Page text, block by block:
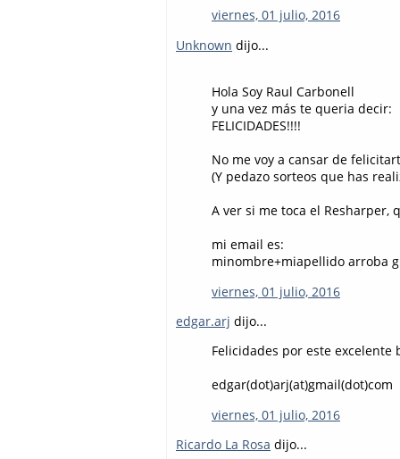
viernes, 01 julio, 2016
Unknown dijo...
Hola Soy Raul Carbonell
y una vez más te queria decir:
FELICIDADES!!!!
No me voy a cansar de
(Y pedazo sorteos que has
A ver si me toca el Resharper,
mi email es:
minombre+miapellido arroba
viernes, 01 julio, 2016
edgar.arj dijo...
Felicidades por este
edgar(dot)arj(at)gmail(dot)com
viernes, 01 julio, 2016
Ricardo La Rosa dijo...